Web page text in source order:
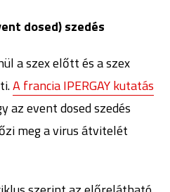
dosed) szedés
a szex előtt és a szex
A francia IPERGAY kutatás
az event dosed szedés
meg a virus átvitelét